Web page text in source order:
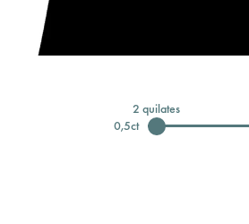
0,5ct
2 quilates